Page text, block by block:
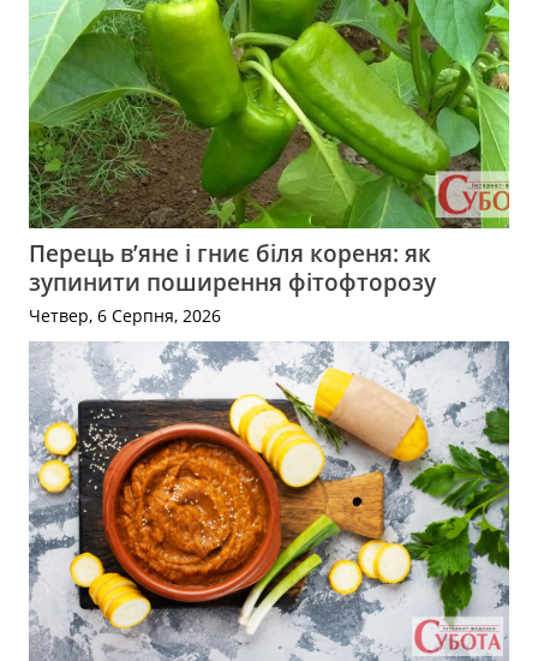
Перець в’яне і гниє біля кореня: як
зупинити поширення фітофторозу
Четвер, 6 Серпня, 2026